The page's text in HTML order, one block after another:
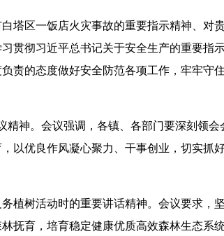
区一饭店火灾事故的重要指示精神、对
贯彻习近平总书记关于安全生产的重要
责的态度做好安全防范各项工作，牢牢
神。会议强调，各镇、各部门要深刻领会
以优良作风凝心聚力、干事创业，切实
树活动时的重要讲话精神。会议要求，
抚育，培育稳定健康优质高效森林生态系